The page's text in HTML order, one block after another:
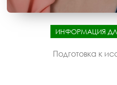
ИНФОРМАЦИЯ
Подготовка к